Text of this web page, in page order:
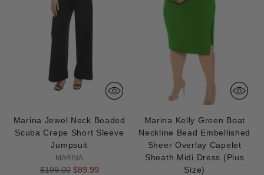
Marina Jewel Neck Beaded
Scuba Crepe Short Sleeve
Jumpsuit
MARINA
Prix
$199.00 $89.99
Marina Kelly Green Boat
Neckline Bead Embellished
Sheer Overlay Capelet
Sheath Midi Dress (Plus
Size)